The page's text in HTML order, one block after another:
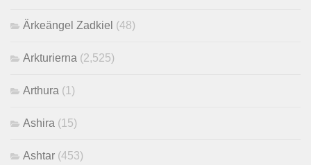
Ärkeängel Zadkiel (48)
Arkturierna (2,525)
Arthura (1)
Ashira (15)
Ashtar (453)